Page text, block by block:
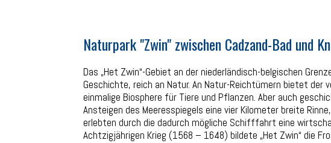
Naturpark "Zwin" zwischen Cadzand-Bad und
Das „Het Zwin“-Gebiet an der niederländisch-belgischen
Geschichte, reich an Natur. An Natur-Reichtümern bietet der
einmalige Biosphere für Tiere und Pflanzen. Aber auch
Ansteigen des Meeresspiegels eine vier Kilometer breite
erlebten durch die dadurch mögliche Schifffahrt eine
Achtzigjährigen Krieg (1568 – 1648) bildete „Het Zwin“ die